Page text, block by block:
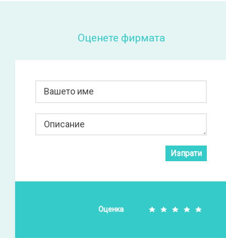
Оценете фирмата
Вашето име
Описание
Изпрати
Оценка